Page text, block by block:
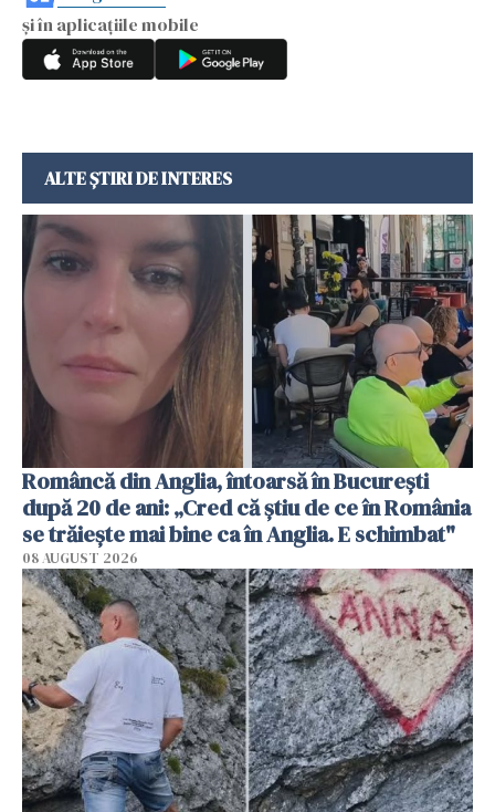
și în aplicațiile mobile
ALTE ȘTIRI DE INTERES
Româncă din Anglia, întoarsă în București
după 20 de ani: „Cred că știu de ce în România
se trăiește mai bine ca în Anglia. E schimbat"
08 AUGUST 2026